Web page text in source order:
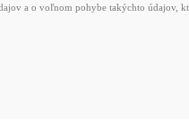
a o voľnom pohybe takýchto údajov,